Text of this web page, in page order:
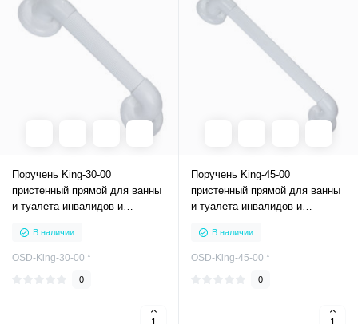
Поручень King-30-00
пристенный прямой для ванны
и туалета инвалидов и
В наличии
OSD-King-30-00 *
0
Поручень King-45-00
пристенный прямой для ванны
и туалета инвалидов и
В наличии
OSD-King-45-00 *
0